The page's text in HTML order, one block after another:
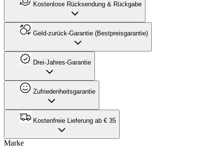
Kostenlose Rücksendung & Rückgabe
Geld-zurück-Garantie (Bestpreisgarantie)
Drei-Jahres-Garantie
Zufriedenheitsgarantie
Kostenfreie Lieferung ab € 35
Marke